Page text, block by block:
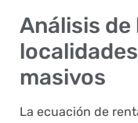
Análisis
masivos
La ecuación de